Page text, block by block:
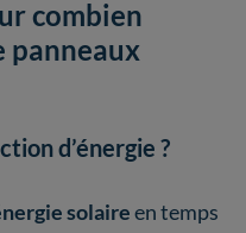
combien
panneaux
d’énergie ?
solaireen temps